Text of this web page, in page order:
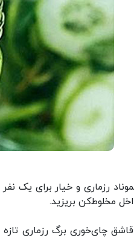
رزماری و خیار برای
مخلوط‌کن بریزید.
چای‌خوری برگ رزماری تازه